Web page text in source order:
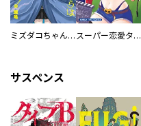
ミズダコちゃんからは逃げられない！ スーパー恋愛タイム！～現場でドＳな彼女は自宅でデレる～
サスペンス